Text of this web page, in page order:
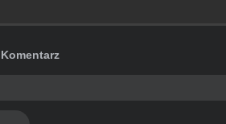
Komentarz